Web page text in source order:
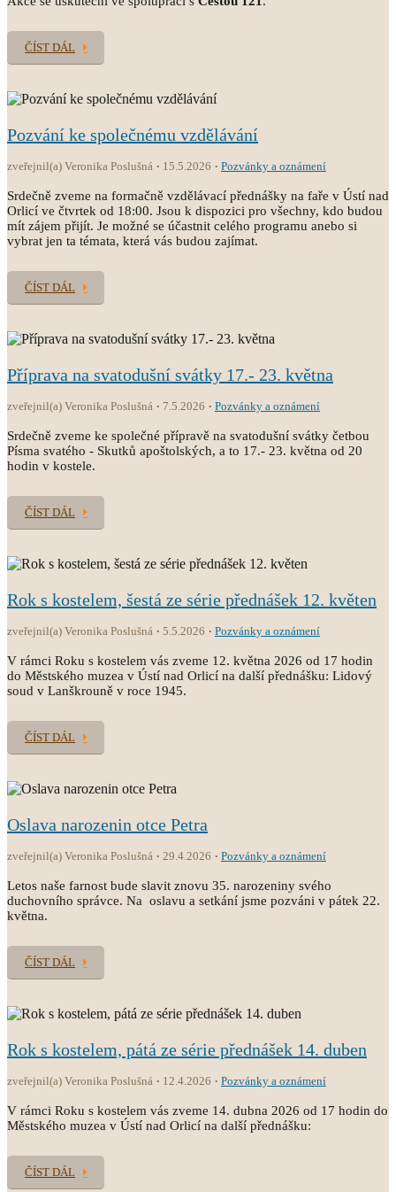
ČÍST DÁL
Pozvání ke společnému vzdělávání
zveřejnil(a) Veronika Poslušná 15.5.2026 Pozvánky a oznámení
Srdečně zveme na formačně vzdělávací přednášky na faře v Ústí nad
Orlicí ve čtvrtek od 18:00. Jsou k dispozici pro všechny, kdo budou
mít zájem přijít. Je možné se účastnit celého programu anebo si
vybrat jen ta témata, která vás budou zajímat.
ČÍST DÁL
Příprava na svatodušní svátky 17.- 23. května
zveřejnil(a) Veronika Poslušná 7.5.2026 Pozvánky a oznámení
Srdečně zveme ke společné přípravě na svatodušní svátky četbou
Písma svatého - Skutků apoštolských, a to 17.- 23. května od 20
hodin v kostele.
ČÍST DÁL
Rok s kostelem, šestá ze série přednášek 12. květen
zveřejnil(a) Veronika Poslušná 5.5.2026 Pozvánky a oznámení
V rámci Roku s kostelem vás zveme 12. května 2026 od 17 hodin
do Městského muzea v Ústí nad Orlicí na další přednášku: Lidový
soud v Lanškrouně v roce 1945.
ČÍST DÁL
Oslava narozenin otce Petra
zveřejnil(a) Veronika Poslušná 29.4.2026 Pozvánky a oznámení
Letos naše farnost bude slavit znovu 35. narozeniny svého
duchovního správce. Na oslavu a setkání jsme pozváni v pátek 22.
května.
ČÍST DÁL
Rok s kostelem, pátá ze série přednášek 14. duben
zveřejnil(a) Veronika Poslušná 12.4.2026 Pozvánky a oznámení
V rámci Roku s kostelem vás zveme 14. dubna 2026 od 17 hodin do
Městského muzea v Ústí nad Orlicí na další přednášku:
ČÍST DÁL